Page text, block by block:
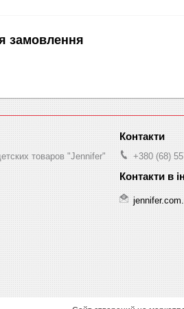
замовлення
товаров "Jennifer" +380 (68)